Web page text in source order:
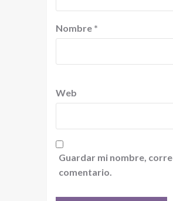
Nombre *
Web
Guardar mi nombre,
comentario.